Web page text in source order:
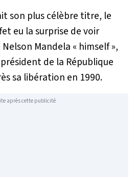
son plus célèbre titre, le
eu la surprise de voir
Mandela « himself »,
de la République
sa libération en 1990.
après cette publicité